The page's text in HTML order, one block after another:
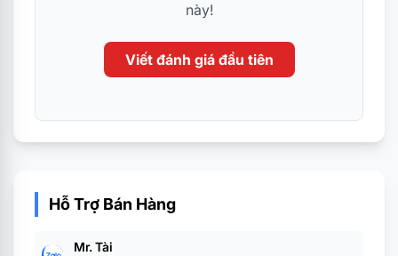
này!
Viết đánh giá đầu tiên
Hỗ Trợ Bán Hàng
Mr. Tài